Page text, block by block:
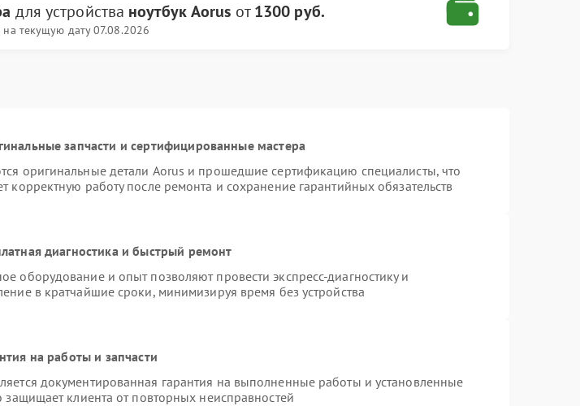
для устройства ноутбук Aorus от1300 руб.
на текущую дату 07.08.2026
запчасти и сертифицированные мастера
оригинальные детали Aorus и прошедшие сертификацию специалисты, что
корректную работу после ремонта и сохранение гарантийных обязательств
диагностика и быстрый ремонт
оборудование и опыт позволяют провести экспресс-диагностику и
в кратчайшие сроки, минимизируя время без устройства
на работы и запчасти
документированная гарантия на выполненные работы и установленные
защищает клиента от повторных неисправностей